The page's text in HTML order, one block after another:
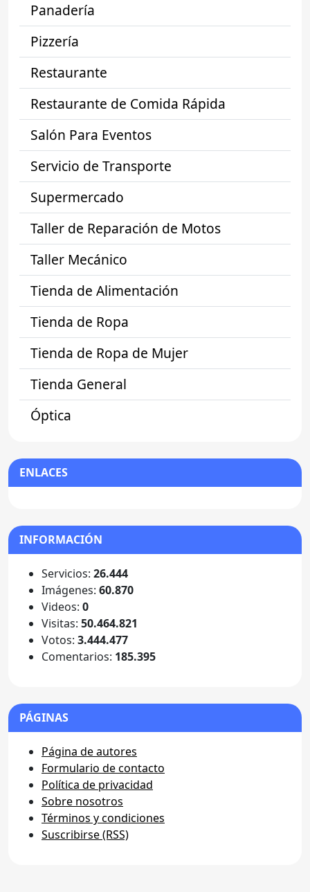
Panadería
Pizzería
Restaurante
Restaurante de Comida Rápida
Salón Para Eventos
Servicio de Transporte
Supermercado
Taller de Reparación de Motos
Taller Mecánico
Tienda de Alimentación
Tienda de Ropa
Tienda de Ropa de Mujer
Tienda General
Óptica
ENLACES
INFORMACIÓN
Servicios: 26.444
Imágenes: 60.870
Videos: 0
Visitas: 50.464.821
Votos: 3.444.477
Comentarios: 185.395
PÁGINAS
Página de autores
Formulario de contacto
Política de privacidad
Sobre nosotros
Términos y condiciones
Suscribirse (RSS)